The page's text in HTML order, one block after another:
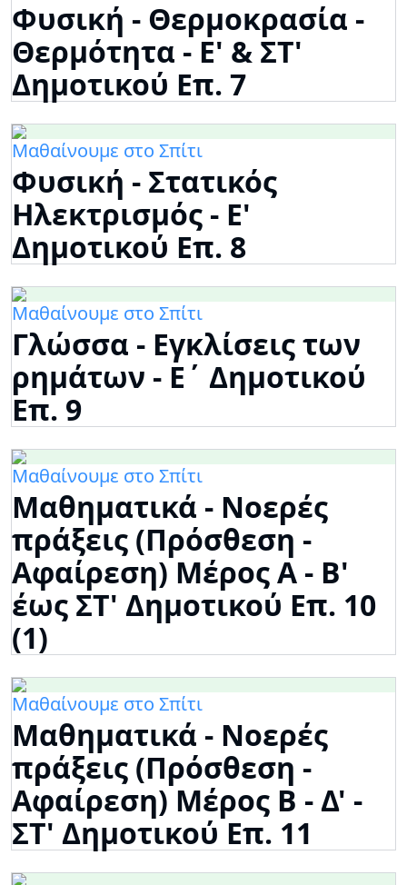
Φυσική - Θερμοκρασία -
Θερμότητα - Ε' & ΣΤ'
Δημοτικού Επ. 7
Μαθαίνουμε στο Σπίτι
Φυσική - Στατικός
Ηλεκτρισμός - Ε'
Δημοτικού Επ. 8
Μαθαίνουμε στο Σπίτι
Γλώσσα - Εγκλίσεις των
ρημάτων - Ε΄ Δημοτικού
Επ. 9
Μαθαίνουμε στο Σπίτι
Μαθηματικά - Νοερές
πράξεις (Πρόσθεση -
Αφαίρεση) Μέρος Α - Β'
έως ΣΤ' Δημοτικού Επ. 10
(1)
Μαθαίνουμε στο Σπίτι
Μαθηματικά - Νοερές
πράξεις (Πρόσθεση -
Αφαίρεση) Μέρος Β - Δ' -
ΣΤ' Δημοτικού Επ. 11